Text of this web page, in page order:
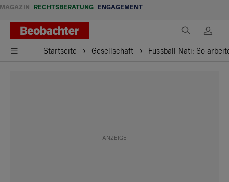
MAGAZIN RECHTSBERATUNG ENGAGEMENT
Startseite Gesellschaft Fussball-Nati: So